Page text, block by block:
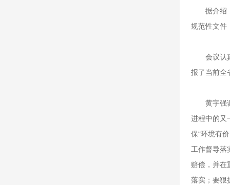
据介绍，
规范性文件
会议认真
报了当前全
黄宇强调
进程中的又
保“环境有
工作督导落
赔偿，并在
落实；要狠